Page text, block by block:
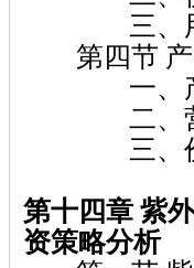
三、用户
第四节 产
一、产
二、营
三、价
第十四章 紫
资策略分析